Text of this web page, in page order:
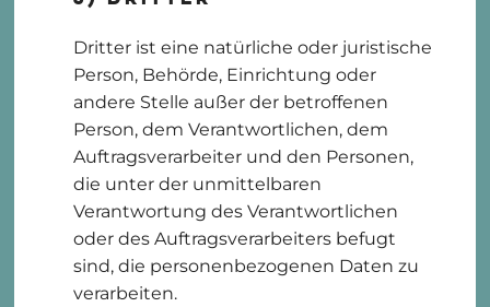
Dritter ist eine natürliche oder juristische
Person, Behörde, Einrichtung oder
andere Stelle außer der betroffenen
Person, dem Verantwortlichen, dem
Auftragsverarbeiter und den Personen,
die unter der unmittelbaren
Verantwortung des Verantwortlichen
oder des Auftragsverarbeiters befugt
sind, die personenbezogenen Daten zu
verarbeiten.